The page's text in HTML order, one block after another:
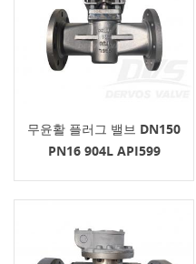
무윤활 플러그 밸브 DN150
PN16 904L API599